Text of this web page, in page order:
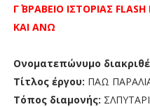
Γ΄ ΒΡΑΒΕΙΟ ΙΣΤΟΡΙΑΣ FLASH
ΚΑΙ ΑΝΩ
Ονοματεπώνυμο
Τίτλος έργου: ΠΑΩ
Τόπος διαμονής: